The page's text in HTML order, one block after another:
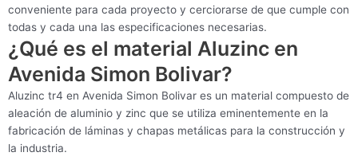
conveniente para cada proyecto y cerciorarse de que cumple con
todas y cada una las especificaciones necesarias.
¿Qué es el material Aluzinc en
Avenida Simon Bolivar?
Aluzinc tr4 en Avenida Simon Bolivar es un material compuesto de
aleación de aluminio y zinc que se utiliza eminentemente en la
fabricación de láminas y chapas metálicas para la construcción y
la industria.